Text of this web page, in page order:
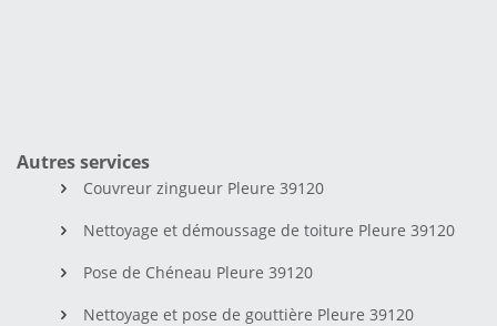
Autres services
Couvreur zingueur Pleure 39120
Nettoyage et démoussage de toiture Pleure 39120
Pose de Chéneau Pleure 39120
Nettoyage et pose de gouttière Pleure 39120